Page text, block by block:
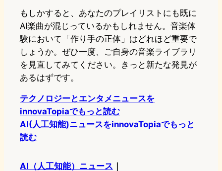
もしかすると、あなたのプレイリストにも既に
AI楽曲が混じっているかもしれません。音楽体
験において「作り手の正体」はどれほど重要で
しょうか。ぜひ一度、ご自身の音楽ライブラリ
を見直してみてください。きっと新たな発見が
あるはずです。
テクノロジーとエンタメニュースを
innovaTopiaでもっと読む
AI(人工知能)ニュースをinnovaTopiaでもっと
読む
AI（人工知能）ニュース ｜